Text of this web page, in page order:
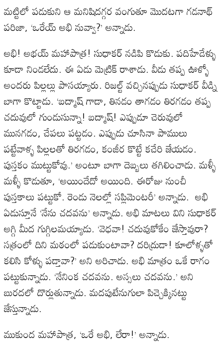
మట్టిలో పడుకుని ఆ మనిషిదగ్గర వంగుతూ మొదటగా గడనాథ్
పరిజా, ‘ఒరేయ్ అభి నువ్వా?’ అన్నాడు.
అభి! అభయ్ మహాపాత్ర! సుధాకర్ నడిపి కొడుకు. పదిహేడేళ్ళు
కూడా నిండలేదు. ఈ ఏడు మెట్రిక్ రాశాడు. వీడు తప్ప ఊళ్ళో
అందరు పిల్లల్లు పాసయ్యారు. రిజల్ట్ వచ్చినప్పుడు సుధాకర్ వీడ్ని
బాగా కొట్టాడు. ‘బద్మాష్ గాడా, తినడం తాగడం తిరగడం తప్ప
చదువులో గుండుసున్నా! బద్మాష్! ఎప్పుడూ చెరువులో
మునగడం, చేపలు పట్టడం. ఎప్పుడు చూసినా పాములు
పట్టేవాళ్ళ పిల్లలతో తిరగడం, కంజీర కొట్టే కచేరి జేయడం.
పుస్తకం ముట్టుకోవు.’ అంటూ బాగా దెబ్బలు తగిలించాడు. మళ్ళీ
మళ్ళీ కొడుతూ, ‘అయిందేదో అయింది. ఈరోజు నుంచీ
పుస్తకాలు పట్టుకో. రెండు నెలల్లో సప్లిమెంటరీ’ అన్నాడు. అభి
ఏడుస్తూనే ‘నేను చదవను’ అన్నాడు. అభి మాటలు విని సుధాకర్
అగ్గి మీద గుగ్గిలమయ్యాడు. ‘వెధవా! చదువుకోకేం జేస్తావురా?
సత్రంలో దిని మఠంలో పడుకుంటావా? దరిద్రుడా! కూలోళ్ళతో
కలిసి కోళ్ళు పడ్తావా?’ అని అరిచాడు. అభి మాత్రం ఒకే రాగం
పట్టుకున్నాడు. ‘నేనింక చదవను. అస్సలు చదవను.’ అని
బురదలో దొర్లుతున్నాడు. మదపుటేనుగులా పిచ్చెక్కినట్టు
జేస్తున్నాడు.
ముకుంద మహాపాత్ర, ‘ఒరే అభి, లేరా!’ అన్నాడు.